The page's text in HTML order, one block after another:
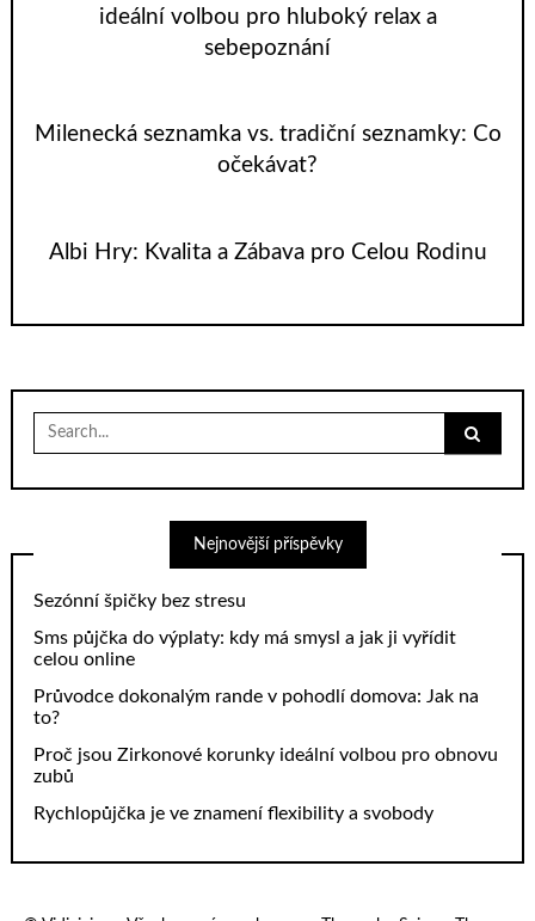
ideální volbou pro hluboký relax a
sebepoznání
Milenecká seznamka vs. tradiční seznamky: Co
očekávat?
Albi Hry: Kvalita a Zábava pro Celou Rodinu
Search
for:
Nejnovější příspěvky
Sezónní špičky bez stresu
Sms půjčka do výplaty: kdy má smysl a jak ji vyřídit
celou online
Průvodce dokonalým rande v pohodlí domova: Jak na
to?
Proč jsou Zirkonové korunky ideální volbou pro obnovu
zubů
Rychlopůjčka je ve znamení flexibility a svobody